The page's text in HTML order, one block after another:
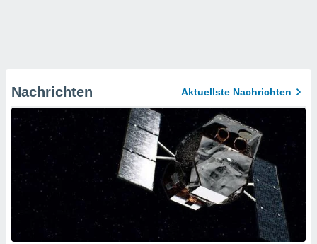
Nachrichten Aktuellste Nachrichten